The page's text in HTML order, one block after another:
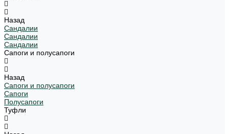
Назад
Сандалии
Сандалии
Сандалии
Сапоги и полусапоги
Назад
Сапоги и полусапоги
Сапоги
Полусапоги
Туфли